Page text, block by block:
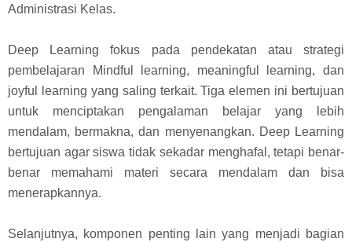
Administrasi Kelas.
Deep Learning fokus pada pendekatan atau strategi
pembelajaran Mindful learning, meaningful learning, dan
joyful learning yang saling terkait. Tiga elemen ini bertujuan
untuk menciptakan pengalaman belajar yang lebih
mendalam, bermakna, dan menyenangkan. Deep Learning
bertujuan agar siswa tidak sekadar menghafal, tetapi benar-
benar memahami materi secara mendalam dan bisa
menerapkannya.
Selanjutnya, komponen penting lain yang menjadi bagian